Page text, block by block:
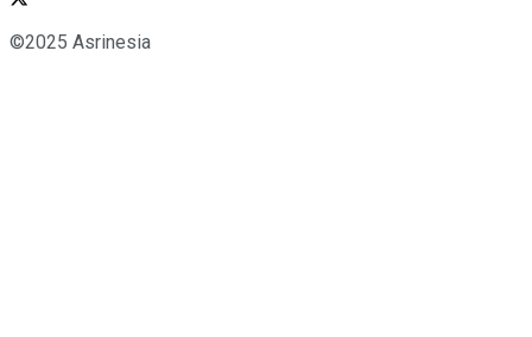
©2025 Asrinesia